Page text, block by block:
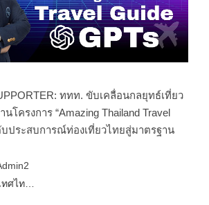
ททท. ขับเคลื่อนกลยุทธ์เที่ยว
โครงการ “Amazing Thailand Travel
บประสบการณ์ท่องเที่ยวไทยสู่มาตรฐาน
ทศไท…